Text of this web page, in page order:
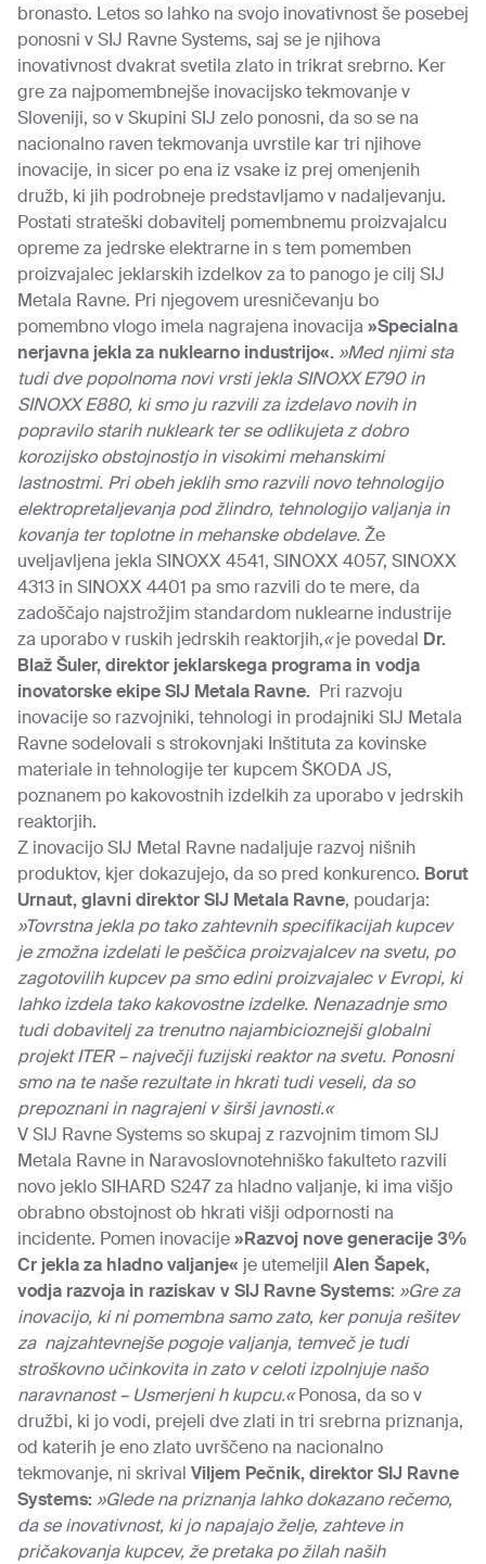
bronasto. Letos so lahko na svojo inovativnost še posebej
ponosni v SIJ Ravne Systems, saj se je njihova
inovativnost dvakrat svetila zlato in trikrat srebrno. Ker
gre za najpomembnejše inovacijsko tekmovanje v
Sloveniji, so v Skupini SIJ zelo ponosni, da so se na
nacionalno raven tekmovanja uvrstile kar tri njihove
inovacije, in sicer po ena iz vsake iz prej omenjenih
družb, ki jih podrobneje predstavljamo v nadaljevanju.
Postati strateški dobavitelj pomembnemu proizvajalcu
opreme za jedrske elektrarne in s tem pomemben
proizvajalec jeklarskih izdelkov za to panogo je cilj SIJ
Metala Ravne. Pri njegovem uresničevanju bo
pomembno vlogo imela nagrajena inovacija »Specialna
nerjavna jekla za nuklearno industrijo«. »Med njimi sta
tudi dve popolnoma novi vrsti jekla SINOXX E790 in
SINOXX E880, ki smo ju razvili za izdelavo novih in
popravilo starih nukleark ter se odlikujeta z dobro
korozijsko obstojnostjo in visokimi mehanskimi
lastnostmi. Pri obeh jeklih smo razvili novo tehnologijo
elektropretaljevanja pod žlindro, tehnologijo valjanja in
kovanja ter toplotne in mehanske obdelave.Že
uveljavljena jekla SINOXX 4541, SINOXX 4057, SINOXX
4313 in SINOXX 4401 pa smo razvili do te mere, da
zadoščajo najstrožjim standardom nuklearne industrije
za uporabo v ruskih jedrskih reaktorjih,«je povedal Dr.
Blaž Šuler, direktor jeklarskega programa in vodja
inovatorske ekipe SIJ Metala Ravne. Pri razvoju
inovacije so razvojniki, tehnologi in prodajniki SIJ Metala
Ravne sodelovali s strokovnjaki Inštituta za kovinske
materiale in tehnologije ter kupcem ŠKODA JS,
poznanem po kakovostnih izdelkih za uporabo v jedrskih
reaktorjih.
Z inovacijo SIJ Metal Ravne nadaljuje razvoj nišnih
produktov, kjer dokazujejo, da so pred konkurenco. Borut
Urnaut, glavni direktor SIJ Metala Ravne, poudarja:
»Tovrstna jekla po tako zahtevnih specifikacijah kupcev
je zmožna izdelati le peščica proizvajalcev na svetu, po
zagotovilih kupcev pa smo edini proizvajalec v Evropi, ki
lahko izdela tako kakovostne izdelke. Nenazadnje smo
tudi dobavitelj za trenutno najambicioznejši globalni
projekt ITER – največji fuzijski reaktor na svetu. Ponosni
smo na te naše rezultate in hkrati tudi veseli, da so
prepoznani in nagrajeni v širši javnosti.«
V SIJ Ravne Systems so skupaj z razvojnim timom SIJ
Metala Ravne in Naravoslovnotehniško fakulteto razvili
novo jeklo SIHARD S247 za hladno valjanje, ki ima višjo
obrabno obstojnost ob hkrati višji odpornosti na
incidente. Pomen inovacije»Razvoj nove generacije 3%
Cr jekla za hladno valjanje« je utemeljil Alen Šapek,
vodja razvoja in raziskav v SIJ Ravne Systems: »Gre za
inovacijo, ki ni pomembna samo zato, ker ponuja rešitev
za najzahtevnejše pogoje valjanja, temveč je tudi
stroškovno učinkovita in zato v celoti izpolnjuje našo
naravnanost – Usmerjeni h kupcu.«Ponosa, da so v
družbi, ki jo vodi, prejeli dve zlati in tri srebrna priznanja,
od katerih je eno zlato uvrščeno na nacionalno
tekmovanje, ni skrival Viljem Pečnik, direktor SIJ Ravne
Systems: »Glede na priznanja lahko dokazano rečemo,
da se inovativnost, ki jo napajajo želje, zahteve in
pričakovanja kupcev, že pretaka po žilah naših